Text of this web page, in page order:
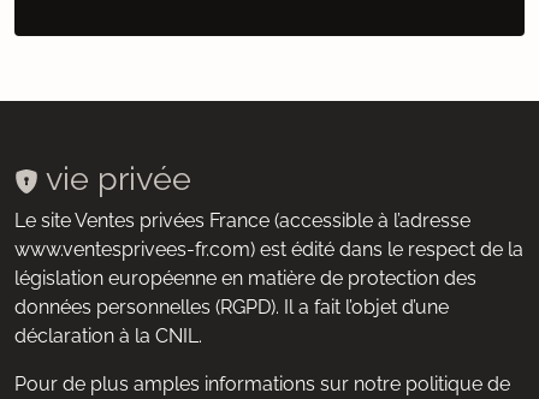
vie privée
Le site Ventes privées France (accessible à l’adresse
www.ventesprivees-fr.com) est édité dans le respect de la
législation européenne en matière de protection des
données personnelles (RGPD). Il a fait l’objet d’une
déclaration à la CNIL.
Pour de plus amples informations sur notre politique de